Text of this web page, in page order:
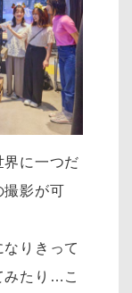
界に一つだ
撮影が可
りきって
みたり…こ